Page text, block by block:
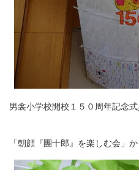
男衾小学校開校１５０周年記念式
「朝顔『團十郎』を楽しむ会」